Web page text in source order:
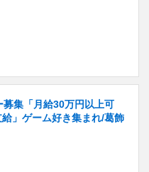
集「月給30万円以上可
」ゲーム好き集まれ/葛飾